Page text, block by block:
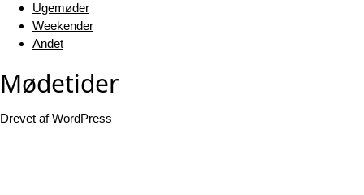
Ugemøder
Weekender
Andet
Mødetider
Drevet af WordPress